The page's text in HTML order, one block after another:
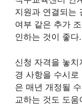
지원과 연결되는
여부 같은 추가
인하는 것이 좋다.
신청 자격을 놓
경 사항을 수시
은 매년 개정될
교하는 것도 도